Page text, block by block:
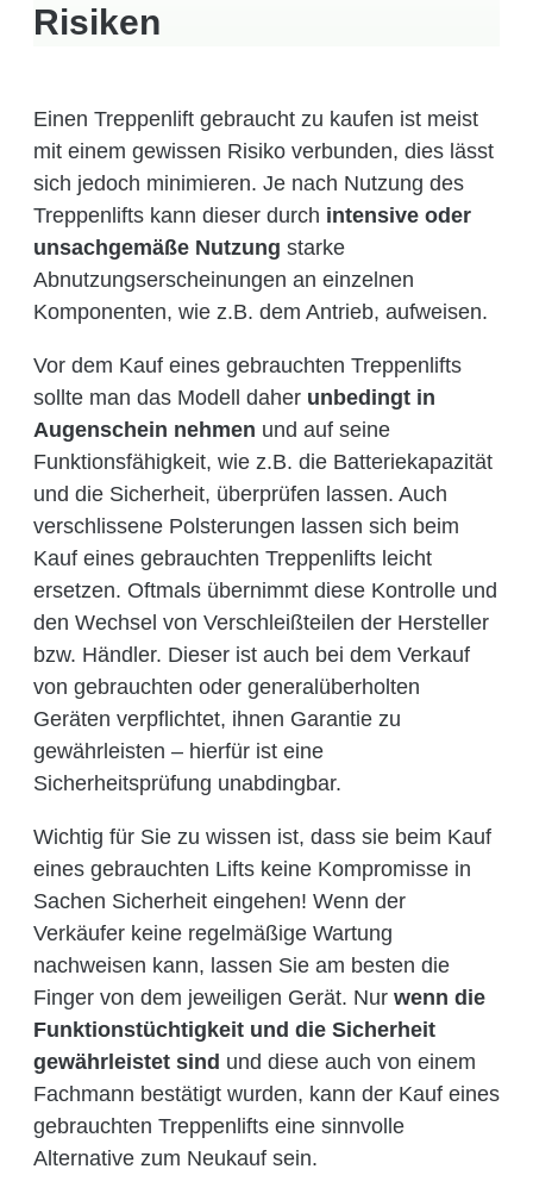
Risiken
Einen Treppenlift gebraucht zu kaufen ist meist
mit einem gewissen Risiko verbunden, dies lässt
sich jedoch minimieren. Je nach Nutzung des
Treppenlifts kann dieser durch intensive oder
unsachgemäße Nutzung starke
Abnutzungserscheinungen an einzelnen
Komponenten, wie z.B. dem Antrieb, aufweisen.
Vor dem Kauf eines gebrauchten Treppenlifts
sollte man das Modell daher unbedingt in
Augenschein nehmen und auf seine
Funktionsfähigkeit, wie z.B. die Batteriekapazität
und die Sicherheit, überprüfen lassen. Auch
verschlissene Polsterungen lassen sich beim
Kauf eines gebrauchten Treppenlifts leicht
ersetzen. Oftmals übernimmt diese Kontrolle und
den Wechsel von Verschleißteilen der Hersteller
bzw. Händler. Dieser ist auch bei dem Verkauf
von gebrauchten oder generalüberholten
Geräten verpflichtet, ihnen Garantie zu
gewährleisten – hierfür ist eine
Sicherheitsprüfung unabdingbar.
Wichtig für Sie zu wissen ist, dass sie beim Kauf
eines gebrauchten Lifts keine Kompromisse in
Sachen Sicherheit eingehen! Wenn der
Verkäufer keine regelmäßige Wartung
nachweisen kann, lassen Sie am besten die
Finger von dem jeweiligen Gerät. Nur wenn die
Funktionstüchtigkeit und die Sicherheit
gewährleistet sind und diese auch von einem
Fachmann bestätigt wurden, kann der Kauf eines
gebrauchten Treppenlifts eine sinnvolle
Alternative zum Neukauf sein.